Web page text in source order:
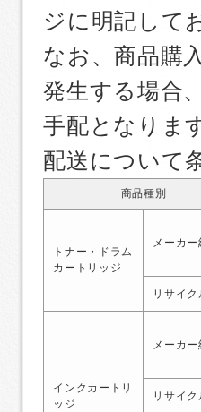
ジに明記して
なお、商品購
発生する場合
手配となりま
配送について
商品種別
トナー・ドラム
カートリッジ
メーカ
リサイ
インクカートリ
ッジ
メーカ
リサイ